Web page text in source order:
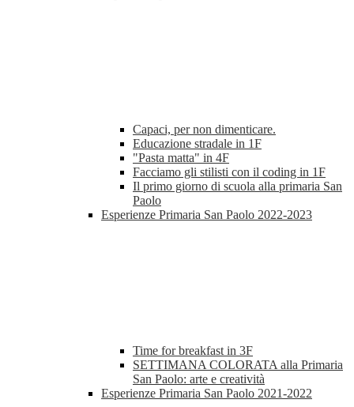
Capaci, per non dimenticare.
Educazione stradale in 1F
"Pasta matta" in 4F
Facciamo gli stilisti con il coding in 1F
Il primo giorno di scuola alla primaria San
Paolo
Esperienze Primaria San Paolo 2022-2023
Time for breakfast in 3F
SETTIMANA COLORATA alla Primaria
San Paolo: arte e creatività
Esperienze Primaria San Paolo 2021-2022